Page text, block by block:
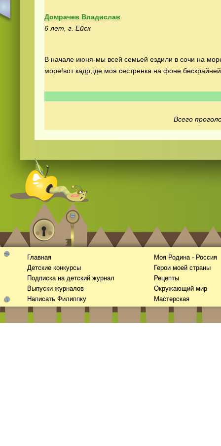
Домрачев Владислав
6 лет, г. Ейск
В начале июня-мы всей семьей ездили в сочи на
море!вот кадр,где моя сестренка на фоне
Всего
Главная
Детские конкурсы
Подписка на детский журнал
Выпуски журналов
Написать Филиппку
Моя Родина - Россия
Герои моей страны
Рецепты
Окружающий мир
Мастерская
Смотреть видео365онлайн